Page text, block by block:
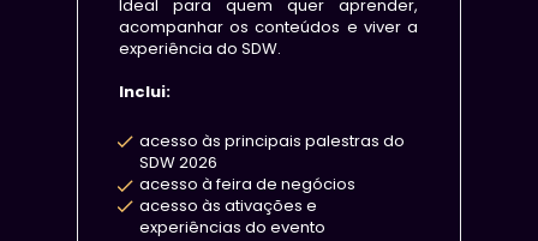
Ideal para quem quer aprender,
acompanhar os conteúdos e viver a
experiência do SDW.
Inclui:
acesso às principais palestras do
SDW 2026
acesso à feira de negócios
acesso às ativações e
experiências do evento